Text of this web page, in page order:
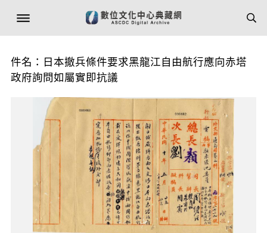
件名：日本撤兵條件要求黑龍江自由航行應向赤塔
政府詢問如屬實即抗議